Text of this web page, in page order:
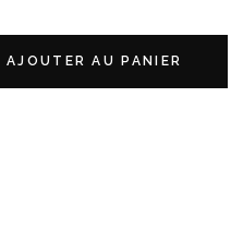
AJOUTER AU PANIER